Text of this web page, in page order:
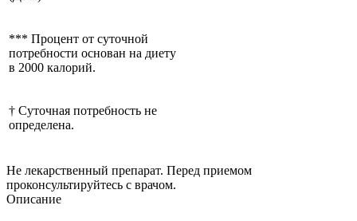
*** Процент от суточной
потребности основан на диету
в 2000 калорий.
† Суточная потребность не
определена.
Не лекарственный препарат. Перед приемом
проконсультируйтесь с врачом.
Описание